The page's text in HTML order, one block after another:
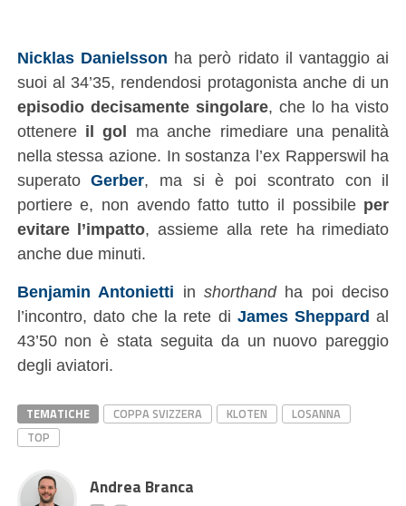
Nicklas Danielsson ha però ridato il vantaggio ai
suoi al 34’35, rendendosi protagonista anche di un
episodio decisamente singolare, che lo ha visto
ottenere il gol ma anche rimediare una penalità
nella stessa azione. In sostanza l’ex Rapperswil ha
superatoGerber, ma si è poi scontrato con il
portiere e, non avendo fatto tutto il possibile per
evitare l’impatto, assieme alla rete ha rimediato
anche due minuti.
Benjamin Antonietti in shorthandha poi deciso
l’incontro, dato che la rete di James Sheppard al
43’50 non è stata seguita da un nuovo pareggio
degli aviatori.
TEMATICHE COPPA SVIZZERA KLOTEN
LOSANNA
TOP
Andrea Branca